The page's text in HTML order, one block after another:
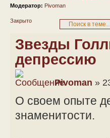
Модератор: Pivoman
Закрыто
Звезды
депрессию
Pivoman »
О своем опыте
знаменитости.